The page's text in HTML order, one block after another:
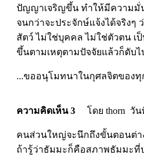
ปัญญาเจริญขึ้น ทำให้มีความมั่
จนกว่าจะประจักษ์แจ้งได้จริงๆ
สัตว์ ไม่ใช่บุคคล ไม่ใช่ตัวตน เ
ขึ้นตามเหตุตามปัจจัยแล้วก็ดับไ
...ขออนุโมทนาในกุศลจิตของทุ
ความคิดเห็น 3 โดย thorn วัน
คนส่วนใหญ่จะนึกถึงขั้นตอนต่า
ถ้ารู้ว่าธัมมะก็คือสภาพธัมมะ